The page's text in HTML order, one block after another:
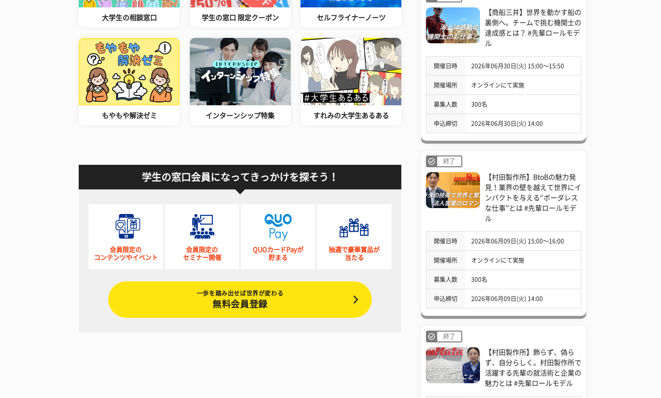
大学生の相談窓口 学生の窓口 限定クーポン セルフライナーノーツ
もやもや解決ゼミ インターンシップ特集 すれみの大学生あるある
学生の窓口会員になってきっかけを探そう！
会員限定の
コンテンツやイベント
会員限定の
セミナー開催
QUOカードPayが
貯まる
抽選で豪華賞品が
当たる
一歩を踏み出せば世界が変わる
無料会員登録
【商船三井】世界を動かす船の
裏側へ。チームで挑む機関士の
達成感とは？ #先輩ロールモデ
ル
開催日時 2026年06月30日(火) 15:00〜15:50
開催場所 オンラインにて実施
募集人数 300名
申込締切 2026年06月30日(火) 14:00
終了
【村田製作所】BtoBの魅力発
見！業界の壁を越えて世界にイ
ンパクトを与える“ボーダレス
な仕事”とは #先輩ロールモデ
ル
開催日時 2026年06月09日(火) 15:00〜16:00
開催場所 オンラインにて実施
募集人数 300名
申込締切 2026年06月09日(火) 14:00
終了
【村田製作所】飾らず、偽ら
ず、自分らしく。村田製作所で
活躍する先輩の就活術と企業の
魅力とは #先輩ロールモデル